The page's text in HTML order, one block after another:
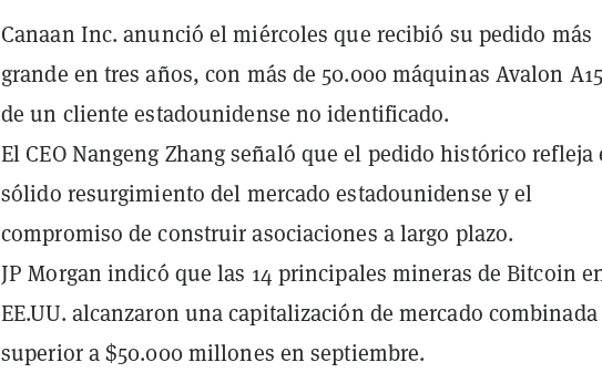
Canaan Inc. anunció el miércoles que recibió su pedido más
grande en tres años, con más de 50.000 máquinas Avalon
de un cliente estadounidense no identificado.
El CEO Nangeng Zhang señaló que el pedido histórico refleja
sólido resurgimiento del mercado estadounidense y el
compromiso de construir asociaciones a largo plazo.
JP Morgan indicó que las 14 principales mineras de Bitcoin
EE.UU. alcanzaron una capitalización de mercado combinada
superior a $50.000 millones en septiembre.